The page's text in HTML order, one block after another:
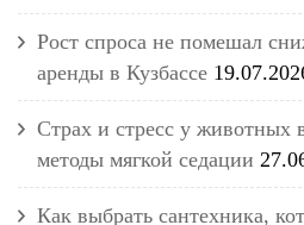
Рост спроса не помешал
аренды в Кузбассе
Страх и стресс у животных
методы мягкой седации
Как выбрать сантехника,